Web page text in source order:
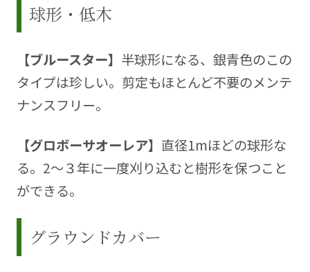
球形・低木
【ブルースター】 半球形になる、銀青色のこの
タイプは珍しい。剪定もほとんど不要のメンテ
ナンスフリー。
【グロボーサオーレア】 直径1mほどの球形な
る。2～３年に一度刈り込むと樹形を保つこと
ができる。
グラウンドカバー